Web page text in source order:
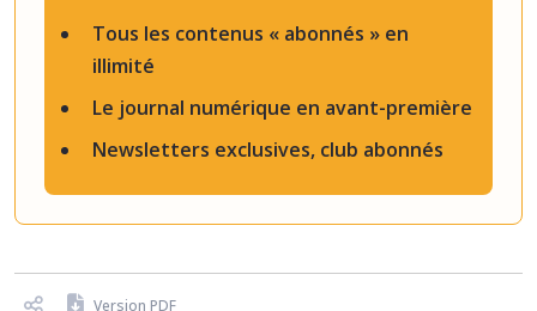
Tous les contenus « abonnés » en
illimité
Le journal numérique en avant-première
Newsletters exclusives, club abonnés
Version PDF